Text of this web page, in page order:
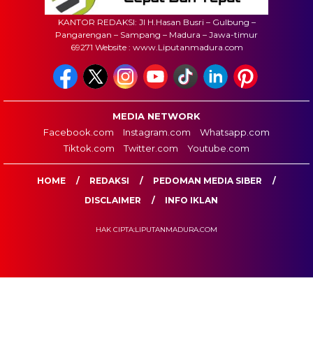
KANTOR REDAKSI: Jl H.Hasan Busri – Gulbung –
Pangarengan – Sampang – Madura – Jawa-timur
69271 Website : www.Liputanmadura.com
MEDIA NETWORK
Facebook.com
Instagram.com
Whatsapp.com
Tiktok.com
Twitter.com Youtube.com
HOME REDAKSI
PEDOMAN MEDIA SIBER
DISCLAIMER
INFO IKLAN
HAK CIPTA:LIPUTANMADURA.COM